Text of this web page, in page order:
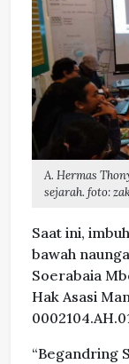
A. Hermas
sejarah. foto:
Saat ini,
bawah
Soerabaia
Hak Asasi
“Begandring